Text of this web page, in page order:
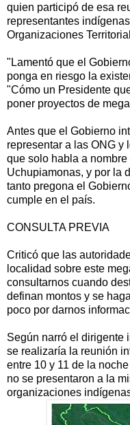
quien participó de esa
representantes
Organizaciones
"Lamentó que el
ponga en riesgo la
"Cómo un Presidente
poner proyectos de
Antes que el Gobierno
representar a las ONG y
que solo habla a
Uchupiamonas, y por la
tanto pregona el
cumple en el país.
CONSULTA PREVIA
Criticó que las
localidad sobre este
consultarnos cuando
definan montos y se
poco por darnos
Según narró el dirigente
se realizaría la reunión
entre 10 y 11 de la
no se presentaron a la
organizaciones